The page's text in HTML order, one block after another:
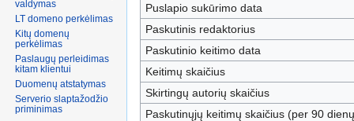
Puslapio sukūrimo data
Paskutinis redaktorius
Paskutinio keitimo data
Keitimų skaičius
Skirtingų autorių skaičius
Paskutinųjų keitimų skaičius (per 90
valdymas
LT domeno perkėlimas
Kitų domenų
perkėlimas
Paslaugų perleidimas
Duomenų atstatymas
Serverio slaptažodžio
priminimas